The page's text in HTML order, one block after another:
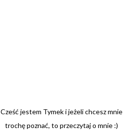
Cześć jestem Tymek i jeżeli chcesz mnie
trochę poznać, to przeczytaj o mnie :)